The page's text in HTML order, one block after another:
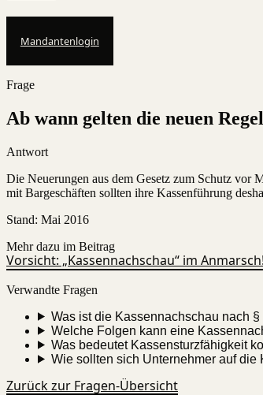
Mandantenlogin
Frage
Ab wann gelten die neuen
Antwort
Die Neuerungen aus dem Gesetz zum Schutz vor
mit Bargeschäften sollten ihre Kassenführung
Stand: Mai 2016
Mehr dazu im Beitrag
Vorsicht: „Kassennachschau“ im
Verwandte Fragen
Was ist die Kassennachschau nach §
Welche Folgen kann eine
Was bedeutet Kassensturzfähigkeit
Wie sollten sich Unternehmer auf
Zurück zur Fragen-Übersicht